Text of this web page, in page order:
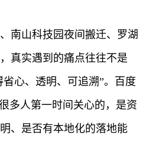
南山科技园夜间搬迁、罗湖
真实遇到的痛点往往不是
心、透明、可追溯”。百度
多人第一时间关心的，是资
、是否有本地化的落地能